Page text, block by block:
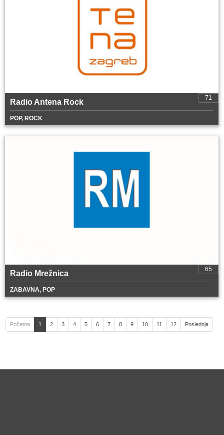
71
Radio Antena Rock
POP, ROCK
65
Radio Mrežnica
ZABAVNA, POP
Početna 1 2 3 4 5 6 7 8 9 10 11 12 Poslednja